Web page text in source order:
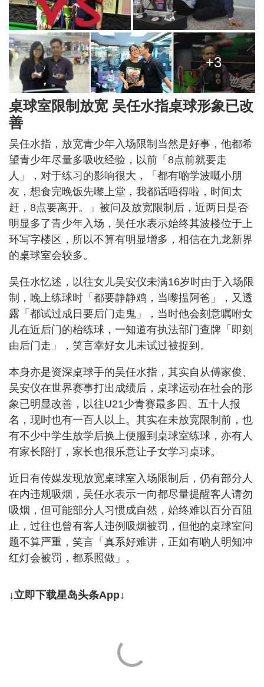
+3
桌球室限制放宽 吴任水指桌球形象已改
善
吴任水指，放宽青少年入场限制当然是好事，他都希
望青少年尽量多吸收经验，以前「8点前就要走
人」，对于练习的影响很大，「都有啲学波嘅小朋
友，想食完晚饭先嚟上堂，我都话唔得啦，时间太
赶，8点要离开。」被问及放宽限制后，近两日是否
明显多了青少年入场，吴任水表示始终其波楼位于上
环写字楼区，所以不算有明显增多，相信在九龙新界
的桌球室会较多。
吴任水忆述，以往女儿吴安仪未满16岁时由于入场限
制，晚上练球时「都要静静鸡，当嚟揾阿爸」，又透
露「都试过成日要后门走鬼」，当时他会刻意嘱咐女
儿在近后门的枱练球，一知道有执法部门查牌「即刻
由后门走」，笑言幸好女儿未试过被捉到。
本身亦是资深桌球手的吴任水指，其实自从傅家俊、
吴安仪在世界赛事打出成绩后，桌球运动在社会的形
象已明显改善，以往U21少青赛最多四、五十人报
名，现时也有一百人以上。其实在未放宽限制前，也
有不少中学生放学后换上便服到桌球室练球，亦有人
有家长陪打，家长也很乐意让子女学习桌球。
近日有传媒发现放宽桌球室入场限制后，仍有部分人
在内违规吸烟，吴任水表示一向都尽量提醒客人请勿
吸烟，但可能部分人习惯成自然，始终难以百分百阻
止，过往也曾有客人违例吸烟被罚，但他的桌球室问
题不算严重，笑言「真系好难讲，正如有啲人明知冲
红灯会被罚，都系照做」。
↓立即下载星岛头条App↓